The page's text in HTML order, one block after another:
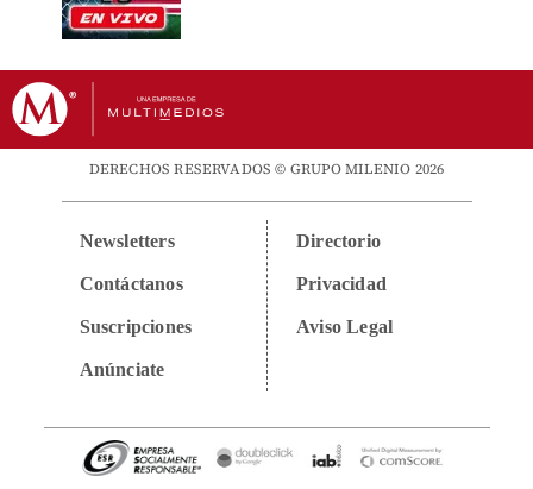
DERECHOS RESERVADOS © GRUPO MILENIO 2026
Newsletters
Contáctanos
Suscripciones
Anúnciate
Directorio
Privacidad
Aviso Legal